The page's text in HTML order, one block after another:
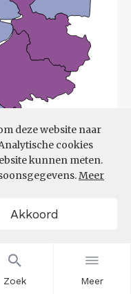
Zoek Meer
deze website naar
cookies
kunnen meten.
Meer
Akkoord
Filters